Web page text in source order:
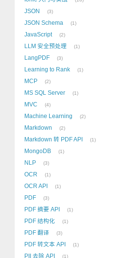
JSON 3
JSON Schema 1
JavaScript 2
LLM 安全预处理 1
LangPDF 3
Learning to Rank 1
MCP 2
MS SQL Server 1
MVC 4
Machine Learning 2
Markdown 2
Markdown 转 PDF API 1
MongoDB 1
NLP 3
OCR 1
OCR API 1
PDF 3
PDF 摘要 API 1
PDF 结构化 1
PDF 翻译 3
PDF 转文本 API 1
PII 去除 API 1